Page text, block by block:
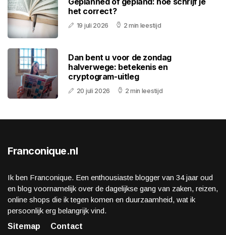
het correct?
19 juli 2026 2 min leestijd
Dan bent u voor de zondag
halverwege: betekenis en
cryptogram-uitleg
20 juli 2026 2 min leestijd
Franconique.nl
Ik ben Franconique. Een enthousiaste blogger van 34 jaar oud
en blog voornamelijk over de dagelijkse gang van zaken, reizen,
online shops die ik tegen komen en duurzaamheid, wat ik
persoonlijk erg belangrijk vind.
Sitemap
Contact